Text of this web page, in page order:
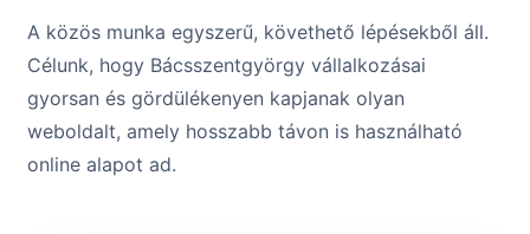
A közös munka egyszerű, követhető lépésekből áll.
Célunk, hogy Bácsszentgyörgy vállalkozásai
gyorsan és gördülékenyen kapjanak olyan
weboldalt, amely hosszabb távon is használható
online alapot ad.